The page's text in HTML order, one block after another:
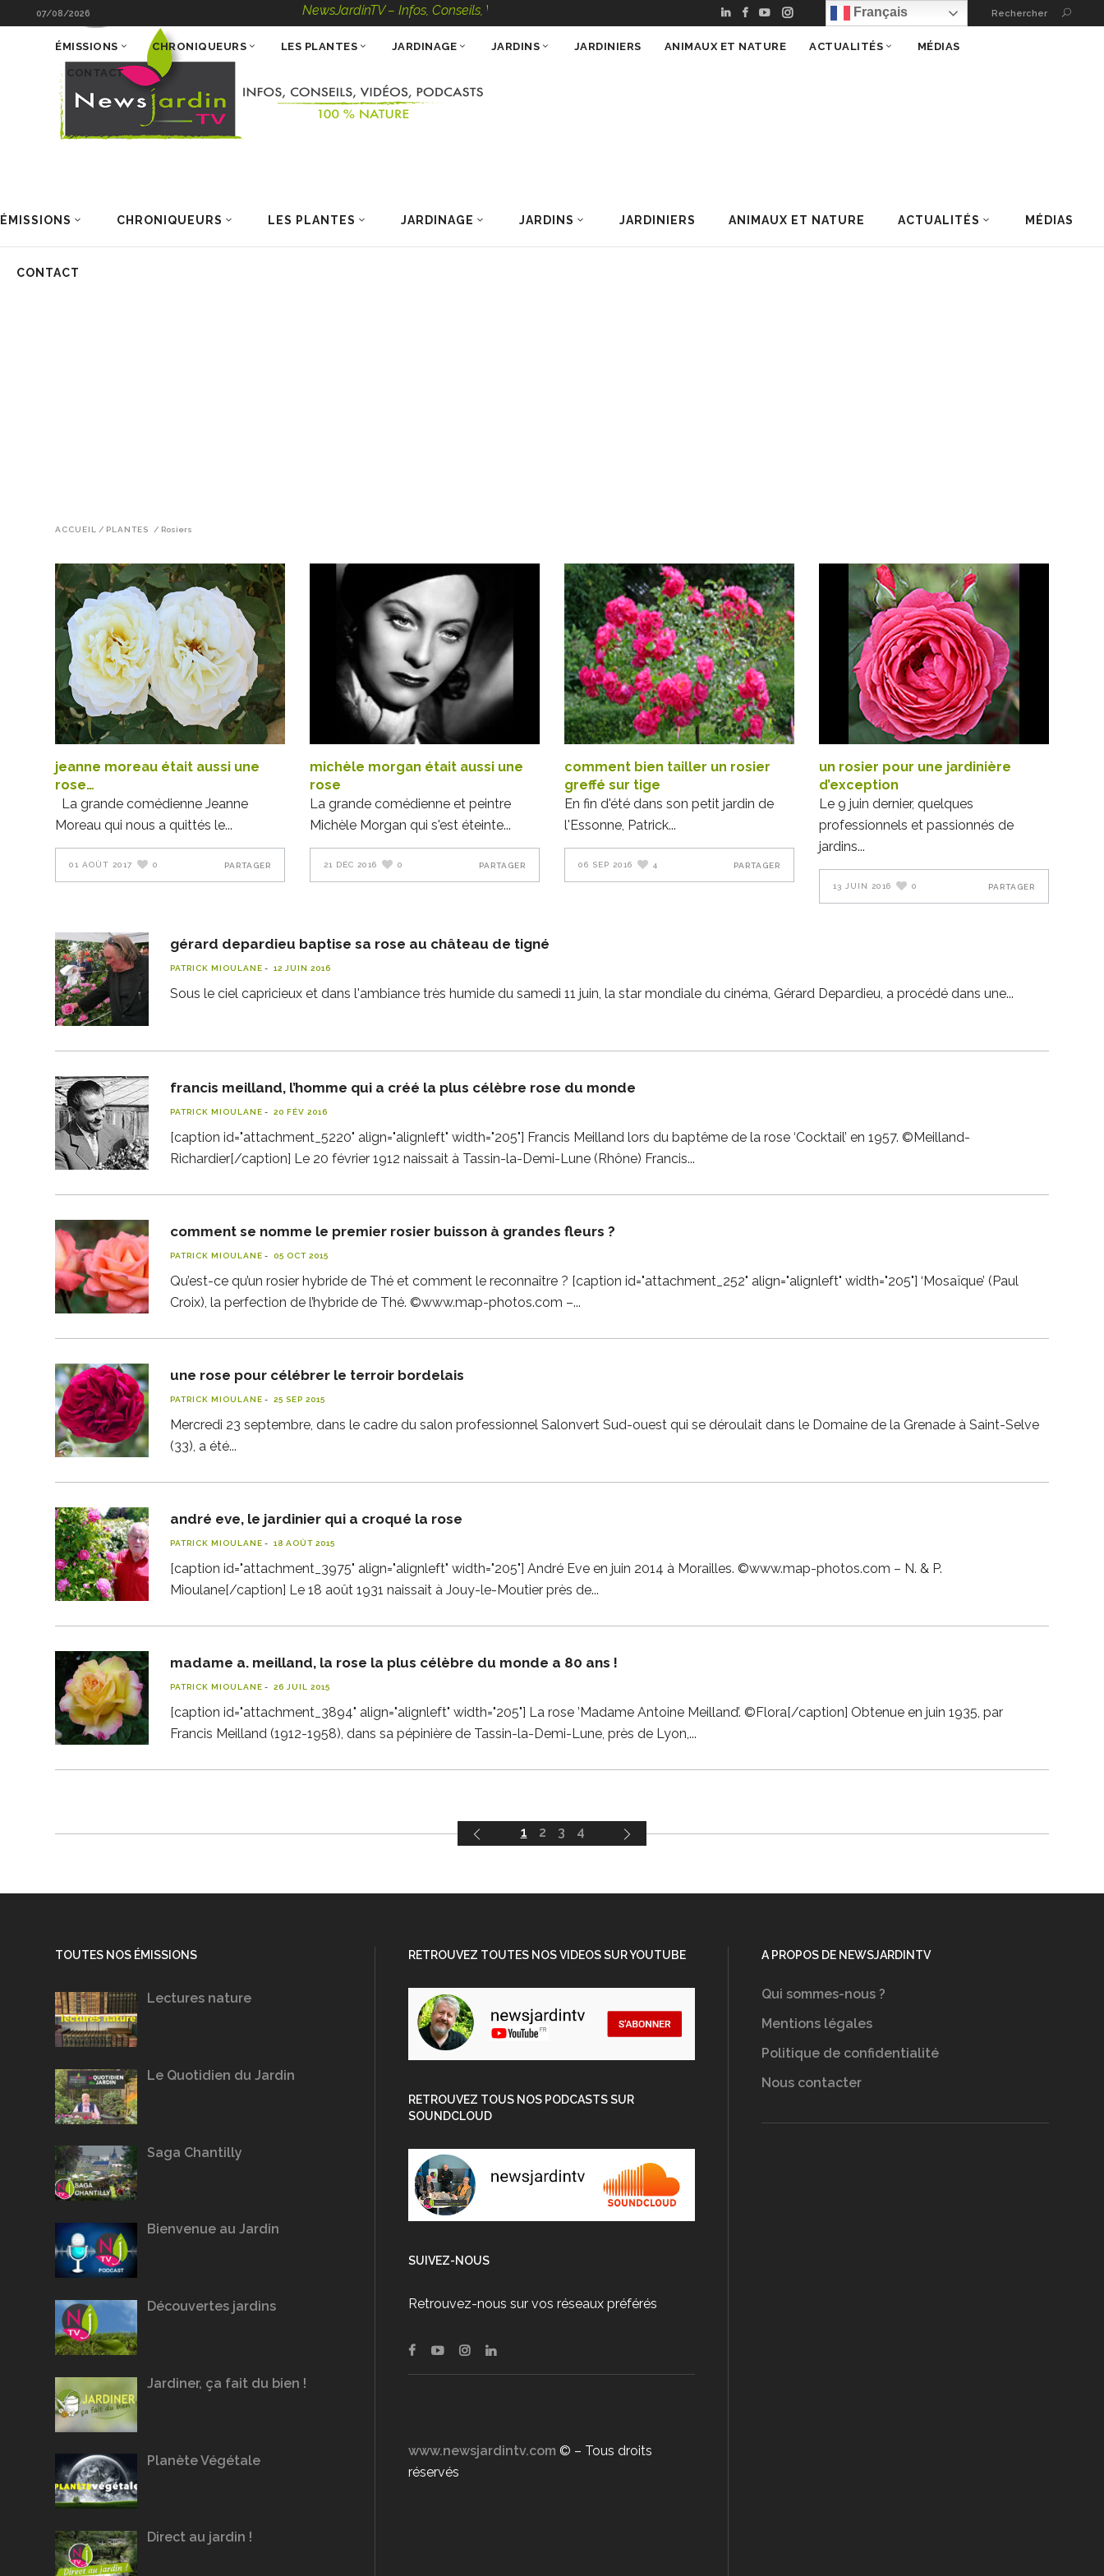
07/08/2026 NewsJardinTV – Infos, Conseils, Vidéos, Podcasts – 100 % Nature Français Rechercher
ÉMISSIONS CHRONIQUEURS LES PLANTES JARDINAGE JARDINS JARDINIERS ANIMAUX ET NATURE ACTUALITÉS MÉDIAS
CONTACT
ÉMISSIONS CHRONIQUEURS LES PLANTES JARDINAGE JARDINS JARDINIERS ANIMAUX ET NATURE ACTUALITÉS MÉDIAS
CONTACT
ACCUEIL / PLANTES / Rosiers
jeanne moreau était aussi une
rose…
La grande comédienne Jeanne
Moreau qui nous a quittés le
01 AOÛT 2017 0 PARTAGER
michèle morgan était aussi une
rose
La grande comédienne et peintre
Michèle Morgan qui s'est éteinte
21 DÉC 2016 0 PARTAGER
comment bien tailler un rosier
greffé sur tige
En fin d'été dans son petit jardin de
l'Essonne, Patrick
06 SEP 2016 4 PARTAGER
un rosier pour une jardinière
d’exception
Le 9 juin dernier, quelques
professionnels et passionnés de
jardins
13 JUIN 2016 0 PARTAGER
gérard depardieu baptise sa rose au château de tigné
PATRICK MIOULANE 12 JUIN 2016
Sous le ciel capricieux et dans l'ambiance très humide du samedi 11 juin, la star mondiale du cinéma, Gérard Depardieu, a procédé dans une
francis meilland, l’homme qui a créé la plus célèbre rose du monde
PATRICK MIOULANE 20 FÉV 2016
[caption id="attachment_5220" align="alignleft" width="205"] Francis Meilland lors du baptême de la rose ‘Cocktail’ en 1957. ©Meilland-
Richardier[/caption] Le 20 février 1912 naissait à Tassin-la-Demi-Lune (Rhône) Francis
comment se nomme le premier rosier buisson à grandes fleurs ?
PATRICK MIOULANE 05 OCT 2015
Qu’est-ce qu’un rosier hybride de Thé et comment le reconnaître ? [caption id="attachment_252" align="alignleft" width="205"] ‘Mosaïque’ (Paul
Croix), la perfection de l’hybride de Thé. ©www.map-photos.com –
une rose pour célébrer le terroir bordelais
PATRICK MIOULANE 25 SEP 2015
Mercredi 23 septembre, dans le cadre du salon professionnel Salonvert Sud-ouest qui se déroulait dans le Domaine de la Grenade à Saint-Selve
(33), a été
andré eve, le jardinier qui a croqué la rose
PATRICK MIOULANE 18 AOÛT 2015
[caption id="attachment_3975" align="alignleft" width="205"] André Eve en juin 2014 à Morailles. ©www.map-photos.com – N. & P.
Mioulane[/caption] Le 18 août 1931 naissait à Jouy-le-Moutier près de
madame a. meilland, la rose la plus célèbre du monde a 80 ans !
PATRICK MIOULANE 26 JUIL 2015
[caption id="attachment_3894" align="alignleft" width="205"] La rose ’Madame Antoine Meilland’. ©Flora[/caption] Obtenue en juin 1935, par
Francis Meilland (1912-1958), dans sa pépinière de Tassin-la-Demi-Lune, près de Lyon,
1 2 3 4
TOUTES NOS ÉMISSIONS
Lectures nature
Le Quotidien du Jardin
Saga Chantilly
Bienvenue au Jardin
Découvertes jardins
Jardiner, ça fait du bien !
Planète Végétale
Direct au jardin !
RETROUVEZ TOUTES NOS VIDEOS SUR YOUTUBE
RETROUVEZ TOUS NOS PODCASTS SUR
SOUNDCLOUD
SUIVEZ-NOUS
Retrouvez-nous sur vos réseaux préférés
www.newsjardintv.com © – Tous droits
réservés
A PROPOS DE NEWSJARDINTV
Qui sommes-nous ?
Mentions légales
Politique de confidentialité
Nous contacter